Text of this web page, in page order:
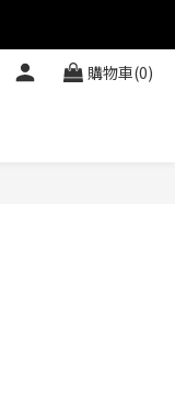
購物車(0)